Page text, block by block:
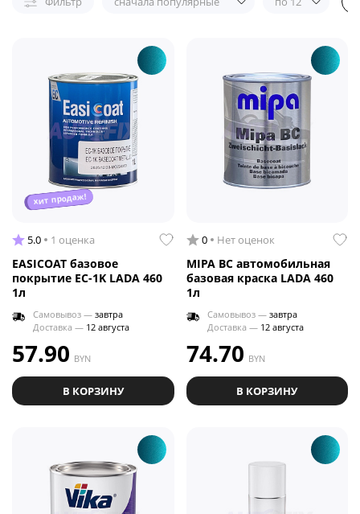
хит продаж!
5.0 1 оценка
EASICOAT базовое
покрытие EC-1K LADA 460
1л
Самовывоз — завтра
Доставка — 12 августа
57.90 BYN
В КОРЗИНУ
0 Нет оценок
MIPA BC автомобильная
базовая краска LADA 460
1л
Самовывоз — завтра
Доставка — 12 августа
74.70 BYN
В КОРЗИНУ